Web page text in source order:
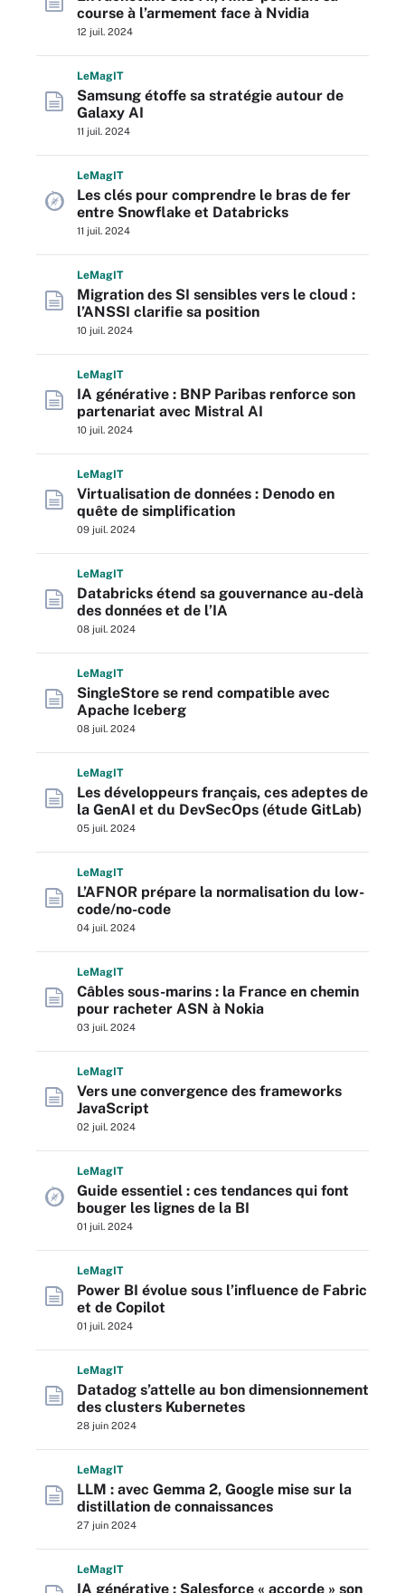
course à l’armement face à Nvidia
12 juil. 2024
LeMagIT
Samsung étoffe sa stratégie autour de
Galaxy AI
11 juil. 2024
LeMagIT
Les clés pour comprendre le bras de fer
entre Snowflake et Databricks
11 juil. 2024
LeMagIT
Migration des SI sensibles vers le cloud :
l’ANSSI clarifie sa position
10 juil. 2024
LeMagIT
IA générative : BNP Paribas renforce son
partenariat avec Mistral AI
10 juil. 2024
LeMagIT
Virtualisation de données : Denodo en
quête de simplification
09 juil. 2024
LeMagIT
Databricks étend sa gouvernance au-delà
des données et de l’IA
08 juil. 2024
LeMagIT
SingleStore se rend compatible avec
Apache Iceberg
08 juil. 2024
LeMagIT
Les développeurs français, ces adeptes de
la GenAI et du DevSecOps (étude GitLab)
05 juil. 2024
LeMagIT
L’AFNOR prépare la normalisation du low-
code/no-code
04 juil. 2024
LeMagIT
Câbles sous-marins : la France en chemin
pour racheter ASN à Nokia
03 juil. 2024
LeMagIT
Vers une convergence des frameworks
JavaScript
02 juil. 2024
LeMagIT
Guide essentiel : ces tendances qui font
bouger les lignes de la BI
01 juil. 2024
LeMagIT
Power BI évolue sous l’influence de Fabric
et de Copilot
01 juil. 2024
LeMagIT
Datadog s’attelle au bon dimensionnement
des clusters Kubernetes
28 juin 2024
LeMagIT
LLM : avec Gemma 2, Google mise sur la
distillation de connaissances
27 juin 2024
LeMagIT
IA générative : Salesforce « accorde » son